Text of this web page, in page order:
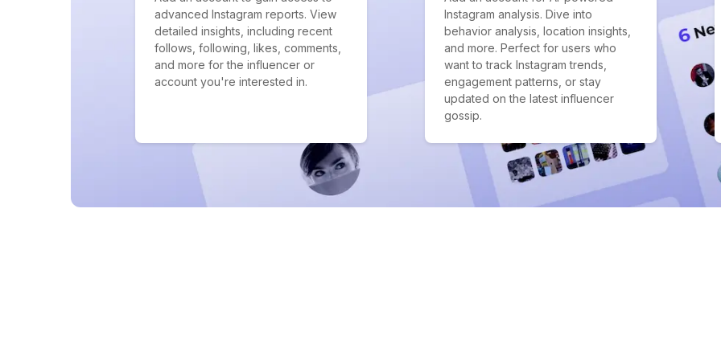
advanced Instagram reports. View
detailed insights, including recent
follows, following, likes, comments,
and more for the influencer or
account you're interested in.
Instagram analysis. Dive into
behavior analysis, location insights,
and more. Perfect for users who
want to track Instagram trends,
engagement patterns, or stay
updated on the latest influencer
gossip.